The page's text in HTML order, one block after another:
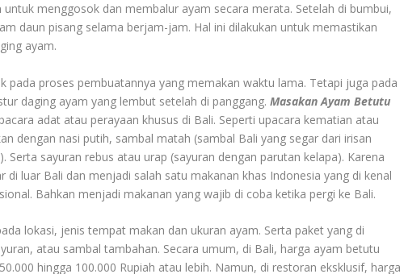
menggosok dan membalur ayam secara merata. Setelah di bumbui,
daun pisang selama berjam-jam. Hal ini dilakukan untuk memastikan
ayam.
pada proses pembuatannya yang memakan waktu lama. Tetapi juga pada
daging ayam yang lembut setelah di panggang.Masakan Ayam Betutu
adat atau perayaan khusus di Bali. Seperti upacara kematian atau
dengan nasi putih, sambal matah (sambal Bali yang segar dari irisan
sayuran rebus atau urap (sayuran dengan parutan kelapa). Karena
luar Bali dan menjadi salah satu makanan khas Indonesia yang di kenal
Bahkan menjadi makanan yang wajib di coba ketika pergi ke Bali.
lokasi, jenis tempat makan dan ukuran ayam. Serta paket yang di
atau sambal tambahan. Secara umum, di Bali, harga ayam betutu
hingga 100.000 Rupiah atau lebih. Namun, di restoran eksklusif, harga